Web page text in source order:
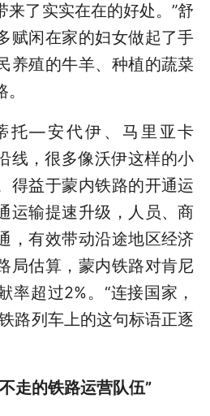
来了实实在在的好处。”舒
赋闲在家的妇女做起了手
养殖的牛羊、种植的蔬菜
—安代伊、马里亚卡
，很多像沃伊这样的小
得益于蒙内铁路的开通运
运输提速升级，人员、商
，有效带动沿途地区经济
局估算，蒙内铁路对肯尼
率超过2%。“连接国家，
路列车上的这句标语正逐
走的铁路运营队伍”